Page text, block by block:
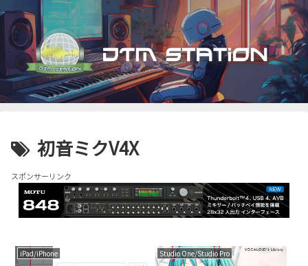
初音ミクV4X
スポンサーリンク
iPad/iPhone Studio One/Studio Pro